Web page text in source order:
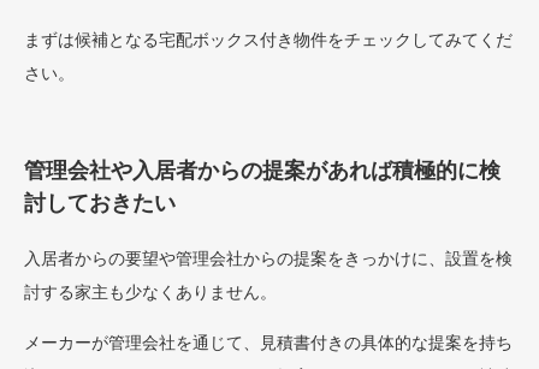
まずは候補となる宅配ボックス付き物件をチェックしてみてくだ
さい。
管理会社や入居者からの提案があれば積極的に検
討しておきたい
入居者からの要望や管理会社からの提案をきっかけに、設置を検
討する家主も少なくありません。
メーカーが管理会社を通じて、見積書付きの具体的な提案を持ち